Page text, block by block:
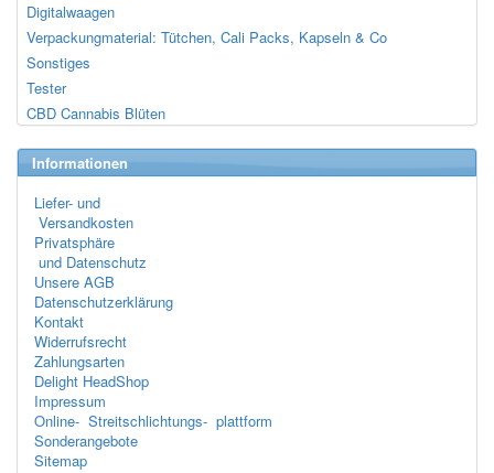
Digitalwaagen
Verpackungmaterial: Tütchen, Cali Packs, Kapseln & Co
Sonstiges
Tester
CBD Cannabis Blüten
Informationen
Liefer- und
Versandkosten
Privatsphäre
und Datenschutz
Unsere AGB
Datenschutzerklärung
Kontakt
Widerrufsrecht
Zahlungsarten
Delight HeadShop
Impressum
Online- Streitschlichtungs- plattform
Sonderangebote
Sitemap